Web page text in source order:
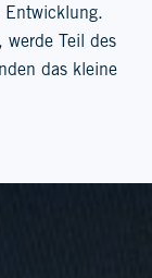
Entwicklung.
werde Teil des
das kleine